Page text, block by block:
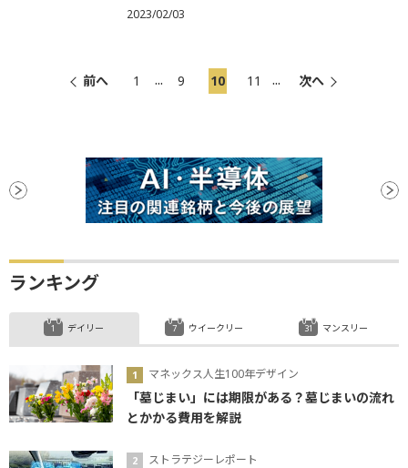
2023/02/03
前へ 1 ... 9 10 11 ... 次へ
ランキング
デイリー
マネックス人生100年デザイン
「墓じまい」には期限がある？墓じまいの流れ
とかかる費用を解説
ストラテジーレポート
ウイークリー マンスリー